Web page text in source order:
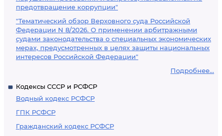
предотвращение коррупции"
"Тематический обзор Верховного суда Российской
Федерации N 8/2026. О применении арбитражными
судами законодательства о специальных экономических
мерах, предусмотренных в целях защиты национальных
интересов Российской Федерации"
Подробнее...
Кодексы СССР и РСФСР
Водный кодекс РСФСР
ГПК РСФСР
Гражданский кодекс РСФСР